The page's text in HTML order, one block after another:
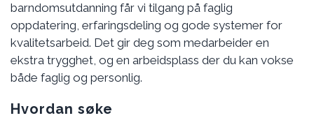
barndomsutdanning får vi tilgang på faglig
oppdatering, erfaringsdeling og gode systemer for
kvalitetsarbeid. Det gir deg som medarbeider en
ekstra trygghet, og en arbeidsplass der du kan vokse
både faglig og personlig.
Hvordan søke